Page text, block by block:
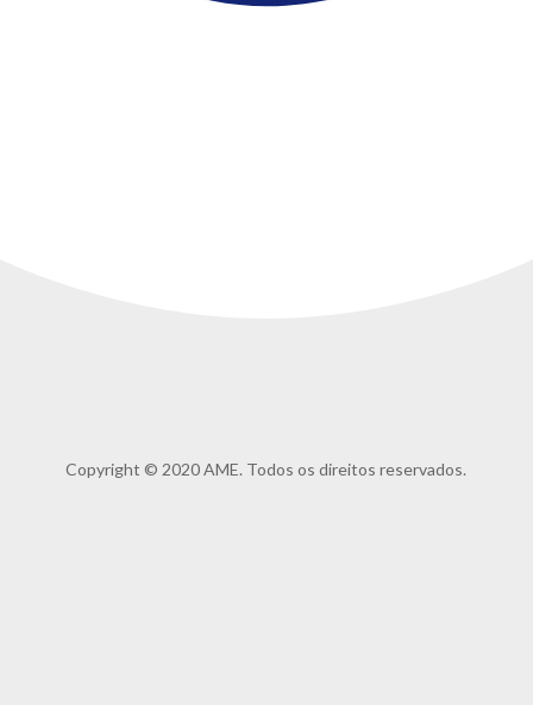
Copyright © 2020 AME. Todos os direitos reservados.